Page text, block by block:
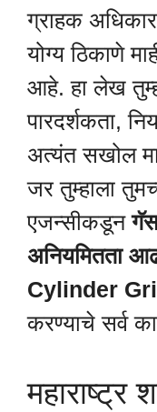
ग्राहक
योग्य ठिकाणे
आहे. हा लेख
पारदर्शकता,
अत्यंत सखोल
जर तुम्हाला
एजन्सीकडून
अनियमितता
Cylinder
करण्याचे सर्व
महाराष्ट्र